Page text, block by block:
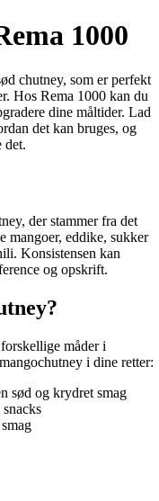
1000
chutney, som er perfekt
Hos Rema 1000 kan du
dine måltider. Lad
det kan bruges, og
det.
der stammer fra det
mangoer, eddike, sukker
Konsistensen kan
og opskrift.
måder i
i dine retter:
sød og krydret smag